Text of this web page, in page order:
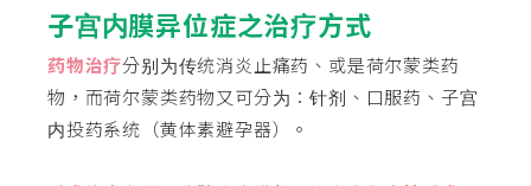
子宫内膜异位症之治疗方式
药物治疗分别为传统消炎止痛药、或是荷尔蒙类药
物，而荷尔蒙类药物又可分为：针剂、口服药、子宫
内投药系统（黄体素避孕器）。